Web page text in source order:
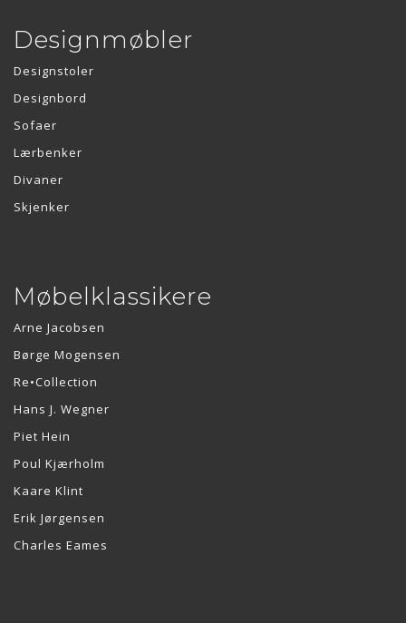
Designmøbler
Designstoler
Designbord
Sofaer
Lærbenker
Divaner
Skjenker
Møbelklassikere
Arne Jacobsen
Børge Mogensen
Re•Collection
Hans J. Wegner
Piet Hein
Poul Kjærholm
Kaare Klint
Erik Jørgensen
Charles Eames